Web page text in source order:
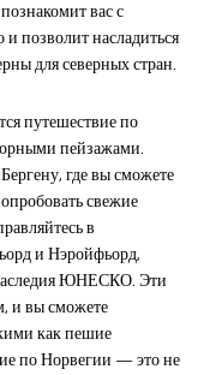
вас с
позволит насладиться
для северных стран.
путешествие по
пейзажами.
где вы сможете
свежие
в
и Нэройфьорд,
ЮНЕСКО. Эти
и вы сможете
как пешие
по Норвегии — это не